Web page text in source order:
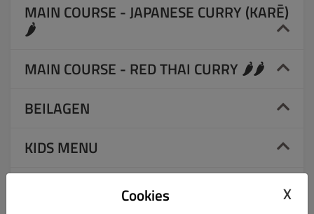
MAIN COURSE - JAPANESE CURRY (KARĒ)
🌶️
MAIN COURSE - RED THAI CURRY 🌶️🌶️
BEILAGEN
KIDS MENU
Cookies X